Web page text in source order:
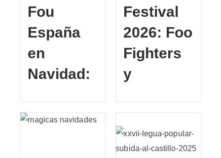
Fou
España
en
Navidad:
Festival
2026: Foo
Fighters
y